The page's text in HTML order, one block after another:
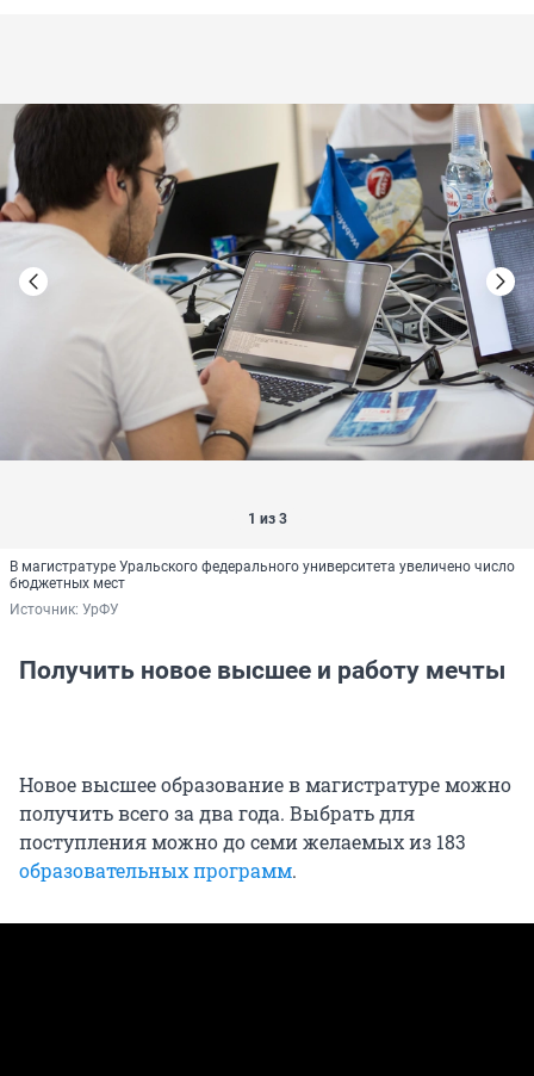
1 из 3
В магистратуре Уральского федерального университета увеличено число
бюджетных мест
Источник: УрФУ
Получить новое высшее и работу мечты
Новое высшее образование в магистратуре можно
получить всего за два года. Выбрать для
поступления можно до семи желаемых из 183
образовательных программ.